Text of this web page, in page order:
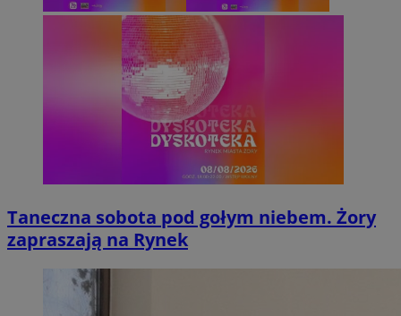
Taneczna sobota pod gołym niebem. Żory
zapraszają na Rynek